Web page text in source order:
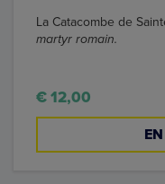
La Catacombe de
martyr romain.
€ 12,00